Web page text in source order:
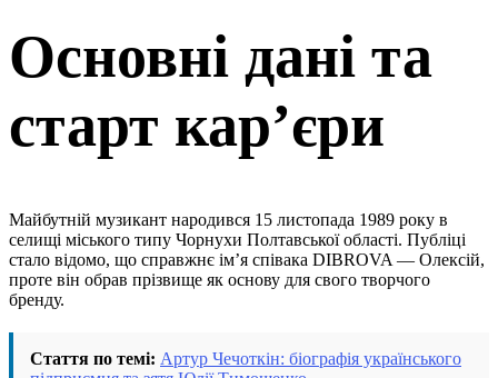
Основні дані та
старт кар’єри
Майбутній музикант народився 15 листопада 1989 року в
селищі міського типу Чорнухи Полтавської області. Публіці
стало відомо, що справжнє ім’я співака DIBROVA — Олексій,
проте він обрав прізвище як основу для свого творчого
бренду.
Стаття по темі: Артур Чечоткін: біографія українського